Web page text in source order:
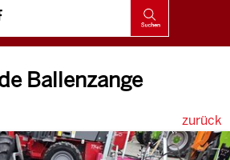
Ballenzange
zurück